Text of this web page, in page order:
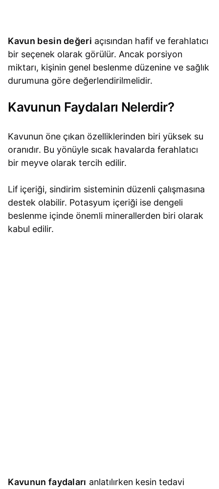
Kavun besin değeri açısından hafif ve ferahlatıcı
bir seçenek olarak görülür. Ancak porsiyon
miktarı, kişinin genel beslenme düzenine ve sağlık
durumuna göre değerlendirilmelidir.
Kavunun Faydaları Nelerdir?
Kavunun öne çıkan özelliklerinden biri yüksek su
oranıdır. Bu yönüyle sıcak havalarda ferahlatıcı
bir meyve olarak tercih edilir.
Lif içeriği, sindirim sisteminin düzenli çalışmasına
destek olabilir. Potasyum içeriği ise dengeli
beslenme içinde önemli minerallerden biri olarak
kabul edilir.
Kavunun faydaları anlatılırken kesin tedavi